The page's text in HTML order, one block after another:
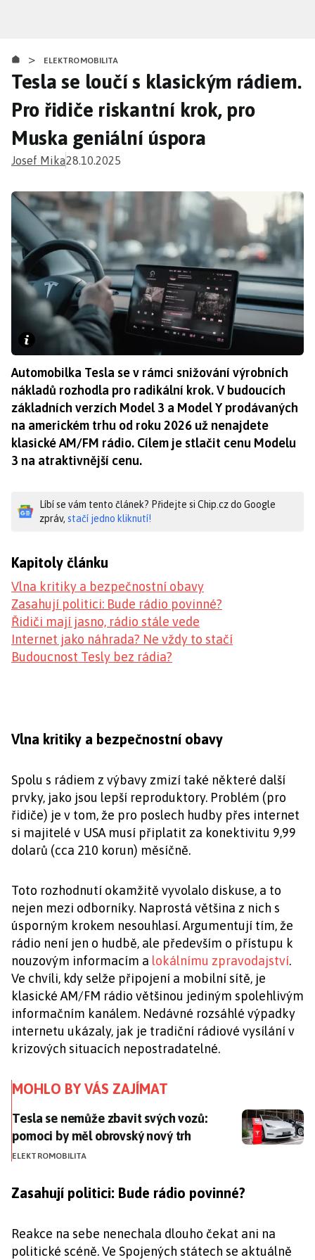
obsahu
> ELEKTROMOBILITA
Tesla se loučí s klasickým rádiem.
Pro řidiče riskantní krok, pro
Muska geniální úspora
Josef Mika28.10.2025
Automobilka Tesla se v rámci snižování výrobních
nákladů rozhodla pro radikální krok. V budoucích
základních verzích Model 3 a Model Y prodávaných
na americkém trhu od roku 2026 už nenajdete
klasické AM/FM rádio. Cílem je stlačit cenu Modelu
3 na atraktivnější cenu.
Líbí se vám tento článek? Přidejte si Chip.cz do Google
zpráv, stačí jedno kliknutí!
Kapitoly článku
Vlna kritiky a bezpečnostní obavy
Zasahují politici: Bude rádio povinné?
Řidiči mají jasno, rádio stále vede
Internet jako náhrada? Ne vždy to stačí
Budoucnost Tesly bez rádia?
Vlna kritiky a bezpečnostní obavy
Spolu s rádiem z výbavy zmizí také některé další
prvky, jako jsou lepší reproduktory. Problém (pro
řidiče) je v tom, že pro poslech hudby přes internet
si majitelé v USA musí připlatit za konektivitu 9,99
dolarů (cca 210 korun) měsíčně.
Toto rozhodnutí okamžitě vyvolalo diskuse, a to
nejen mezi odborníky. Naprostá většina z nich s
úsporným krokem nesouhlasí. Argumentují tím, že
rádio není jen o hudbě, ale především o přístupu k
nouzovým informacím a lokálnímu zpravodajství.
Ve chvíli, kdy selže připojení a mobilní sítě, je
klasické AM/FM rádio většinou jediným spolehlivým
informačním kanálem. Nedávné rozsáhlé výpadky
internetu ukázaly, jak je tradiční rádiové vysílání v
krizových situacích nepostradatelné.
MOHLO BY VÁS ZAJÍMAT
Tesla se nemůže zbavit svých vozů: pomoci by měl
Tesla se nemůže zbavit svých vozů:
pomoci by měl obrovský nový trh
ELEKTROMOBILITA
Zasahují politici: Bude rádio povinné?
Reakce na sebe nenechala dlouho čekat ani na
politické scéně. Ve Spojených státech se aktuálně